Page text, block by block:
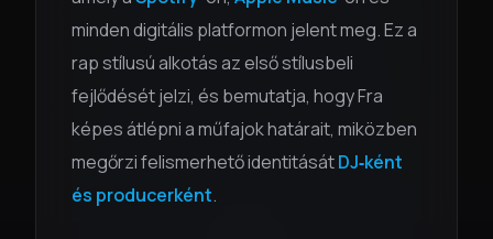
minden digitális platformon jelent meg. Ez a
rap stílusú alkotás az első stílusbeli
fejlődését jelzi, és bemutatja, hogy Fra
képes átlépni a műfajok határait, miközben
megőrzi felismerhető identitásátDJ‑ként
és producerként.